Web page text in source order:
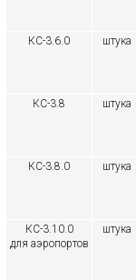
КС-3.6.0 штука
КС-3.8 штука
КС-3.8.0 штука
КС-3.10.0
для аэропортов
штука